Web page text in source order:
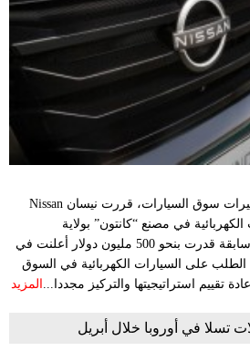
في خطوة مفاجئة تعكس تغيرات سوق السيارات، قررت نيسان Nissan
الكهربائية في مصنع “كانتون” بولاية
مسيسيبي، رغم استثمارات سابقة قدرت بنحو 500 مليون دولار أعلنت في
الطلب على السيارات الكهربائية في السوق
تقييم استراتيجيتها والتركيز مجددا... المزيد
تسلا في أوروبا خلال أبريل